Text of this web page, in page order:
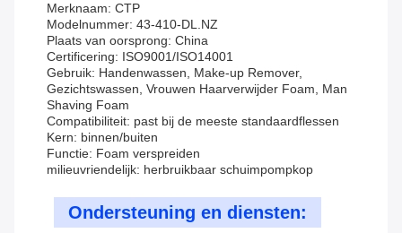
Merknaam: CTP
Modelnummer: 43-410-DL.NZ
Plaats van oorsprong: China
Certificering: ISO9001/ISO14001
Gebruik: Handenwassen, Make-up Remover,
Gezichtswassen, Vrouwen Haarverwijder Foam, Man
Shaving Foam
Compatibiliteit: past bij de meeste standaardflessen
Kern: binnen/buiten
Functie: Foam verspreiden
milieuvriendelijk: herbruikbaar schuimpompkop
Ondersteuning en diensten: